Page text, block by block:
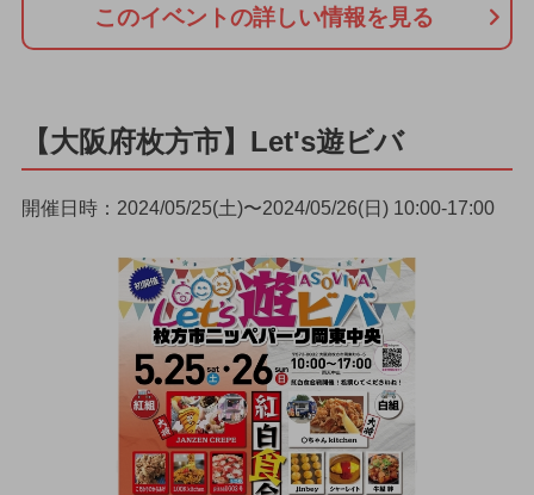
このイベントの詳しい情報を見る
【大阪府枚方市】Let's遊ビバ
開催日時：2024/05/25(土)〜2024/05/26(日) 10:00-17:00